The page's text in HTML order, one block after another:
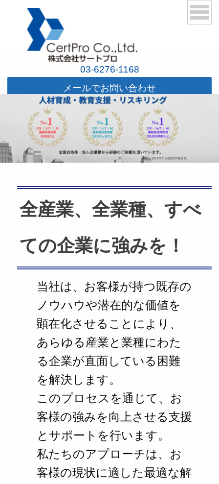
03-6276-1168
メールでお問い合わせ
全産業、全業種、すべ
ての企業に強みを！
当社は、お客様が持つ既存の
ノウハウや潜在的な価値を
顕在化させることにより、
あらゆる産業と業種にわた
る企業が直面している困難
を解決します。
このプロセスを通じて、お
客様の強みを向上させる支援
とサポートを行います。
私たちのアプローチは、お
客様の現状に適した最適な解